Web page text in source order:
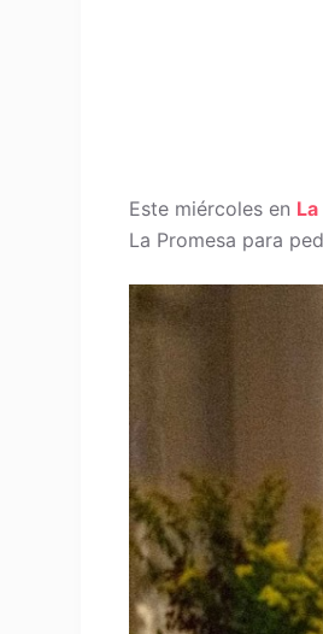
Este miércoles en
La Promesa para